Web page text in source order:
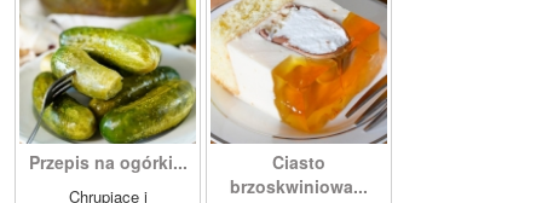
Przepis na ogórki...
Chrupiące i
Ciasto
brzoskwiniowa...